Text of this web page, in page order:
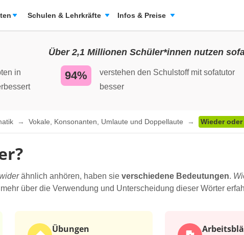
Schulen & Lehrkräfte Infos & Preise
Über 2,1 Millionen Schüler*innen nutzen
in
94%
verstehen den Schulstoff mit sofatutor
besser
Vokale, Konsonanten, Umlaute und Doppellaute Wieder
ähnlich anhören, haben sie verschiedene Bedeutungen.
über die Verwendung und Unterscheidung dieser Wörter
Übungen